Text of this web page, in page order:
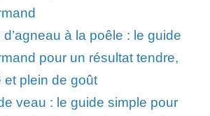
d’agneau à la poêle : le guide
pour un résultat tendre,
et plein de goût
veau : le guide simple pour